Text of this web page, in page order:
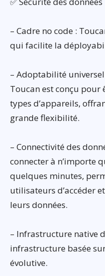
– Cadre no code :
qui facilite la
– Adoptabilité
Toucan est conçu pour
types d’appareils,
grande flexibilité.
– Connectivité des
connecter à n’importe
quelques minutes,
utilisateurs d’accéder
leurs données.
– Infrastructure native
infrastructure basée
évolutive.